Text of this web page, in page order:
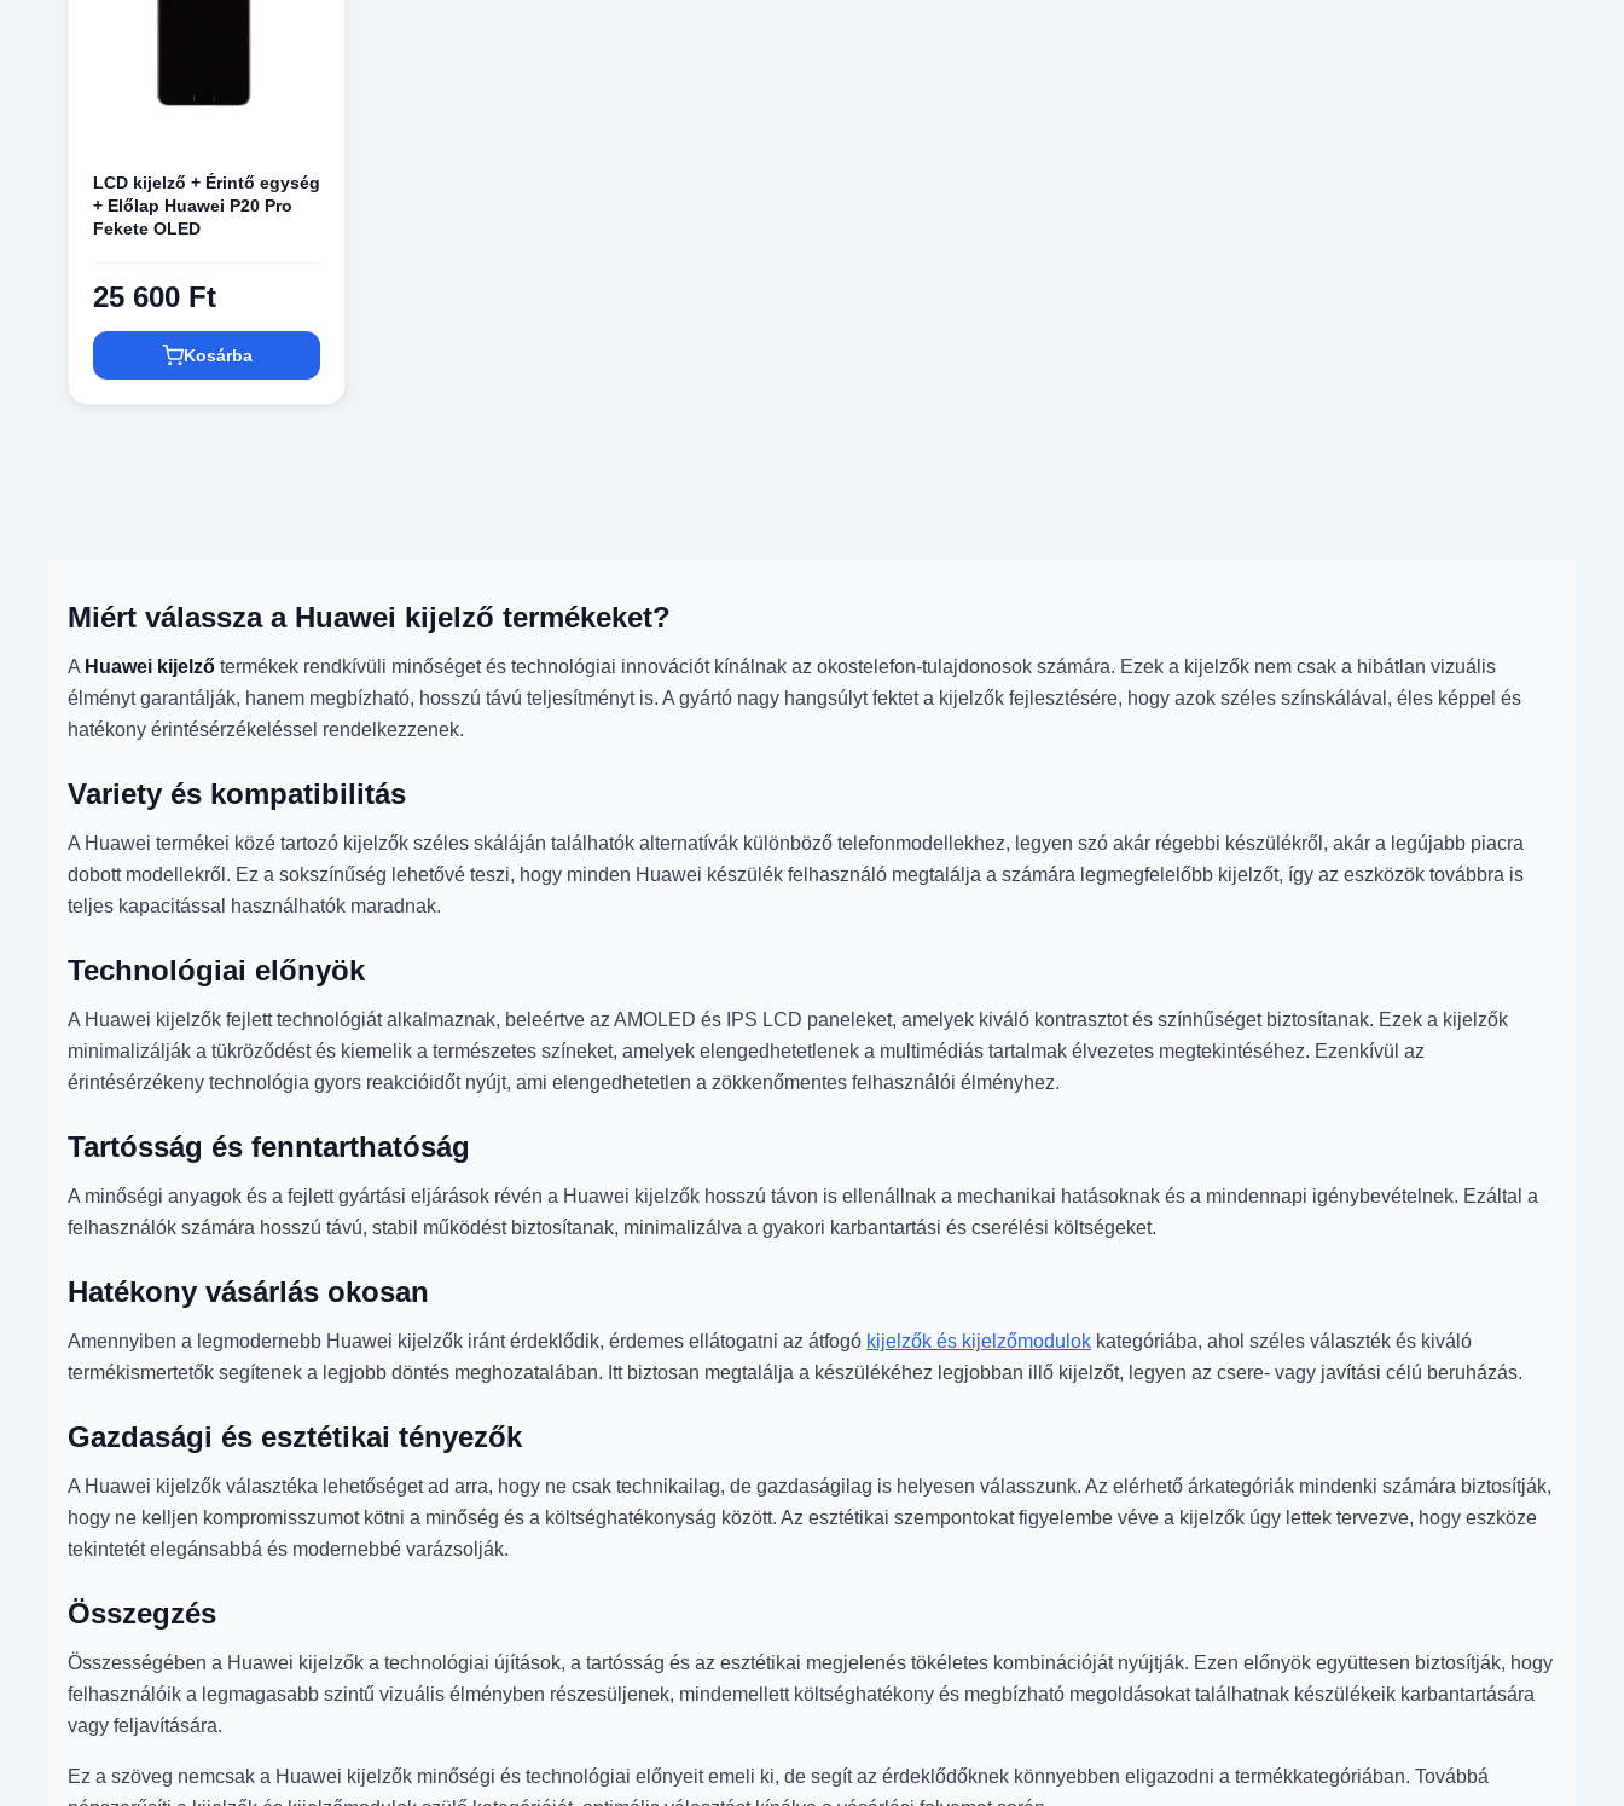
LCD kijelző + Érintő egység
+ Előlap Huawei P20 Pro
Fekete OLED
25 600 Ft
Kosárba
Miért válassza a Huawei kijelző termékeket?
A Huawei kijelző termékek rendkívüli minőséget és technológiai innovációt kínálnak az okostelefon-tulajdonosok számára. Ezek a kijelzők nem csak a hibátlan vizuális
élményt garantálják, hanem megbízható, hosszú távú teljesítményt is. A gyártó nagy hangsúlyt fektet a kijelzők fejlesztésére, hogy azok széles színskálával, éles képpel és
hatékony érintésérzékeléssel rendelkezzenek.
Variety és kompatibilitás
A Huawei termékei közé tartozó kijelzők széles skáláján találhatók alternatívák különböző telefonmodellekhez, legyen szó akár régebbi készülékről, akár a legújabb piacra
dobott modellekről. Ez a sokszínűség lehetővé teszi, hogy minden Huawei készülék felhasználó megtalálja a számára legmegfelelőbb kijelzőt, így az eszközök továbbra is
teljes kapacitással használhatók maradnak.
Technológiai előnyök
A Huawei kijelzők fejlett technológiát alkalmaznak, beleértve az AMOLED és IPS LCD paneleket, amelyek kiváló kontrasztot és színhűséget biztosítanak. Ezek a kijelzők
minimalizálják a tükröződést és kiemelik a természetes színeket, amelyek elengedhetetlenek a multimédiás tartalmak élvezetes megtekintéséhez. Ezenkívül az
érintésérzékeny technológia gyors reakcióidőt nyújt, ami elengedhetetlen a zökkenőmentes felhasználói élményhez.
Tartósság és fenntarthatóság
A minőségi anyagok és a fejlett gyártási eljárások révén a Huawei kijelzők hosszú távon is ellenállnak a mechanikai hatásoknak és a mindennapi igénybevételnek. Ezáltal a
felhasználók számára hosszú távú, stabil működést biztosítanak, minimalizálva a gyakori karbantartási és cserélési költségeket.
Hatékony vásárlás okosan
Amennyiben a legmodernebb Huawei kijelzők iránt érdeklődik, érdemes ellátogatni az átfogó kijelzők és kijelzőmodulok kategóriába, ahol széles választék és kiváló
termékismertetők segítenek a legjobb döntés meghozatalában. Itt biztosan megtalálja a készülékéhez legjobban illő kijelzőt, legyen az csere- vagy javítási célú beruházás.
Gazdasági és esztétikai tényezők
A Huawei kijelzők választéka lehetőséget ad arra, hogy ne csak technikailag, de gazdaságilag is helyesen válasszunk. Az elérhető árkategóriák mindenki számára biztosítják,
hogy ne kelljen kompromisszumot kötni a minőség és a költséghatékonyság között. Az esztétikai szempontokat figyelembe véve a kijelzők úgy lettek tervezve, hogy eszköze
tekintetét elegánsabbá és modernebbé varázsolják.
Összegzés
Összességében a Huawei kijelzők a technológiai újítások, a tartósság és az esztétikai megjelenés tökéletes kombinációját nyújtják. Ezen előnyök együttesen biztosítják, hogy
felhasználóik a legmagasabb szintű vizuális élményben részesüljenek, mindemellett költséghatékony és megbízható megoldásokat találhatnak készülékeik karbantartására
vagy feljavítására.
Ez a szöveg nemcsak a Huawei kijelzők minőségi és technológiai előnyeit emeli ki, de segít az érdeklődőknek könnyebben eligazodni a termékkategóriában. Továbbá